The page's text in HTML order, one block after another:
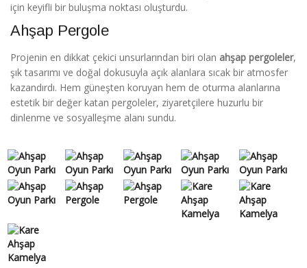
için keyifli bir buluşma noktası oluşturdu.
Ahşap Pergole
Projenin en dikkat çekici unsurlarından biri olan ahşap pergoleler,
şık tasarımı ve doğal dokusuyla açık alanlara sıcak bir atmosfer
kazandırdı. Hem güneşten koruyan hem de oturma alanlarına
estetik bir değer katan pergoleler, ziyaretçilere huzurlu bir
dinlenme ve sosyalleşme alanı sundu.